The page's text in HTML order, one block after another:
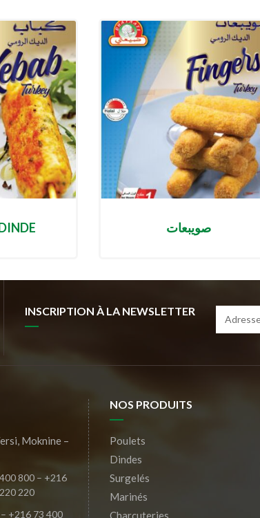
صويبعات
INSCRIPTION À LA NEWSLETTER
Moknine –
800 – +216
220
+216 73 400
NOS PRODUITS
Poulets
Dindes
Surgelés
Marinés
Charcuteries